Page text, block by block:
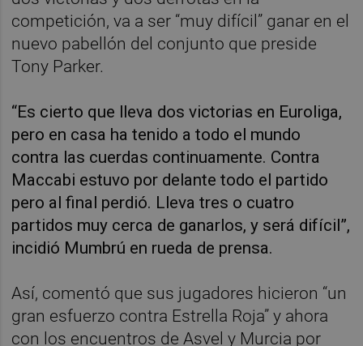
competición, va a ser “muy difícil” ganar en el
nuevo pabellón del conjunto que preside
Tony Parker.
“Es cierto que lleva dos victorias en Euroliga,
pero en casa ha tenido a todo el mundo
contra las cuerdas continuamente. Contra
Maccabi estuvo por delante todo el partido
pero al final perdió. Lleva tres o cuatro
partidos muy cerca de ganarlos, y será difícil”,
incidió Mumbrú en rueda de prensa.
Así, comentó que sus jugadores hicieron “un
gran esfuerzo contra Estrella Roja” y ahora
con los encuentros de Asvel y Murcia por